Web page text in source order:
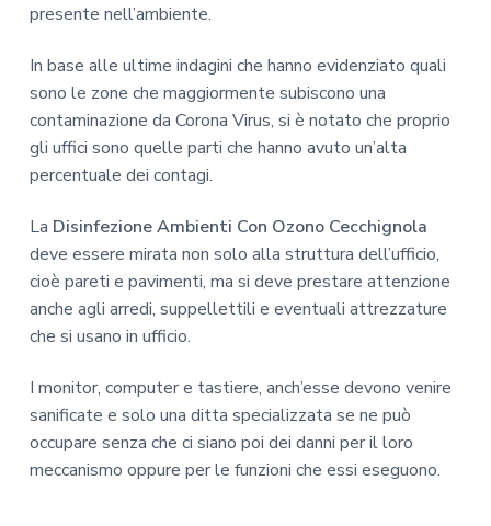
presente nell’ambiente.
In base alle ultime indagini che hanno evidenziato quali
sono le zone che maggiormente subiscono una
contaminazione da Corona Virus, si è notato che proprio
gli uffici sono quelle parti che hanno avuto un’alta
percentuale dei contagi.
La Disinfezione Ambienti Con Ozono Cecchignola
deve essere mirata non solo alla struttura dell’ufficio,
cioè pareti e pavimenti, ma si deve prestare attenzione
anche agli arredi, suppellettili e eventuali attrezzature
che si usano in ufficio.
I monitor, computer e tastiere, anch’esse devono venire
sanificate e solo una ditta specializzata se ne può
occupare senza che ci siano poi dei danni per il loro
meccanismo oppure per le funzioni che essi eseguono.